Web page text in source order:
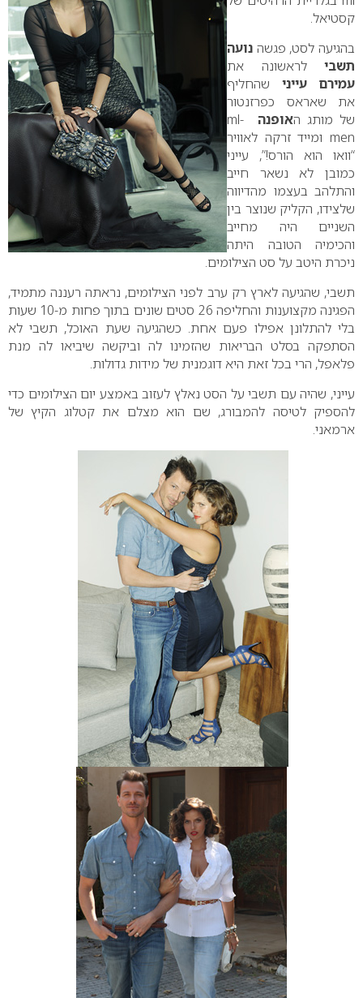
קסטיאל.
בהגיעה לסט, פגשה נועה
תשבי לראשונה את
עמירם עייני שהחליף
את שאראס כפרזנטור
של מותג האופנה
ml-
men ומייד זרקה לאוויר
“וואו הוא הורס!”, עייני
כמובן לא נשאר חייב
והתלהב בעצמו מהדיווה
שלצידו, הקליק שנוצר בין
השניים היה מחייב
והכימיה הטובה היתה
ניכרת היטב על סט הצילומים.
תשבי, שהגיעה לארץ רק ערב לפני הצילומים, נראתה רעננה מתמיד,
הפגינה מקצוענות והחליפה 26 סטים שונים בתוך פחות מ-10 שעות
בלי להתלונן אפילו פעם אחת. כשהגיעה שעת האוכל, תשבי לא
הסתפקה בסלט הבריאות שהזמינו לה וביקשה שיביאו לה מנת
פלאפל, הרי בכל זאת היא דוגמנית של מידות גדולות.
עייני, שהיה עם תשבי על הסט נאלץ לעזוב באמצע יום הצילומים כדי
להספיק לטיסה להמבורג, שם הוא מצלם את קטלוג הקיץ של
ארמאני.